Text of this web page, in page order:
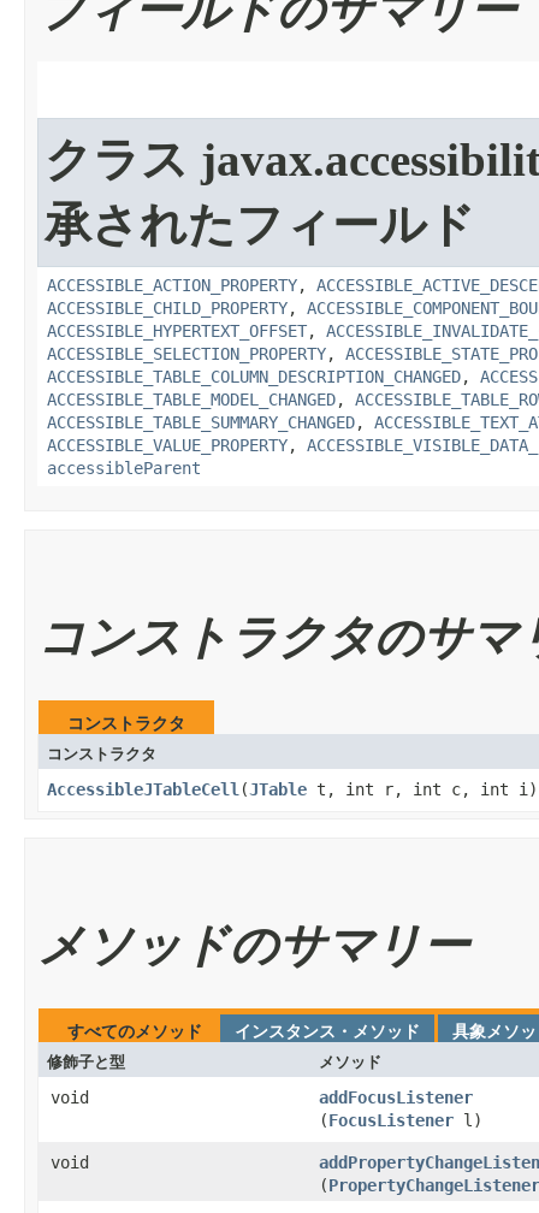
クラス
承されたフィールド
ACCESSIBLE_ACTION_PROPERTY,
ACCESSIBLE_CHILD_PROPERTY,
ACCESSIBLE_HYPERTEXT_OFFSET,
ACCESSIBLE_SELECTION_PROPERTY,
ACCESSIBLE_TABLE_COLUMN_DESCRIPTION_CHANGED,
ACCESSIBLE_TABLE_MODEL_CHANGED,
ACCESSIBLE_TABLE_SUMMARY_CHANGED,
ACCESSIBLE_VALUE_PROPERTY,
accessibleParent
コンストラクタのサマ
コンストラクタ
コンストラクタ
AccessibleJTableCell ​(JTable t, int r, int c, int i)
メソッドのサマリー
すべてのメソッド インスタンス・メソッド
具象メソ
修飾子と型
メソッド
void addFocusListener
(FocusListener l)
void
(PropertyChangeListener